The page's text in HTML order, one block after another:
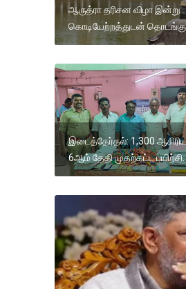
ஆருத்ரா தரிசன விழா இன்று
கொடியேற்றத்துடன்
இடைத்தேர்தல்: 1,300
6ஆம் தேதி முதற்கட்ட பயிற்சி.